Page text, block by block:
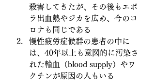
殺害してきたが、その後もエボ
ラ出血熱やジカを広め、今のコ
ロナも同じである
慢性疲労症候群の患者の中に
は、40年以上も意図的に汚染さ
れた輸血（blood supply）やワ
クチンが原因の人もいる